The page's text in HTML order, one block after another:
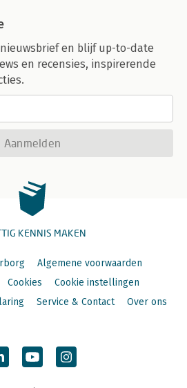
en blijf up-to-date
en recensies, inspirerende
Aanmelden
KENNIS MAKEN
Algemene voorwaarden
Cookies
Cookie instellingen
Service & Contact Over ons